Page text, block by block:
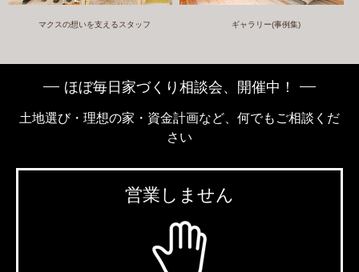
マクスの想いを支えるスタッフ ギャラリー(事例集)
ほぼ毎日家づくり相談会、開催中！
土地選び・理想の家・資金計画など、何でもご相談くだ
さい
営業しません